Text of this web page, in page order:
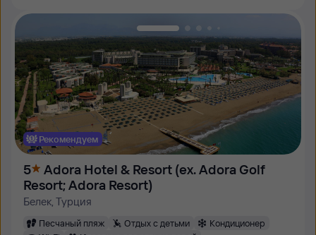
Рекомендуем
5
Adora Hotel & Resort (ex. Adora Golf
Resort; Adora Resort)
Белек, Турция
Песчаный пляж Отдых с детьми
Кондиционер